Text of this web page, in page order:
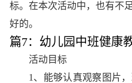
标。在本次活动中，也有不
好的。
篇7：幼儿园中班健康
活动目标
1、能够认真观察图片